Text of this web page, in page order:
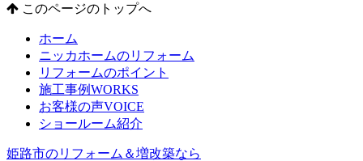
このページのトップへ
ホーム
ニッカホームのリフォーム
リフォームのポイント
施工事例WORKS
お客様の声VOICE
ショールーム紹介
姫路市のリフォーム＆増改築なら